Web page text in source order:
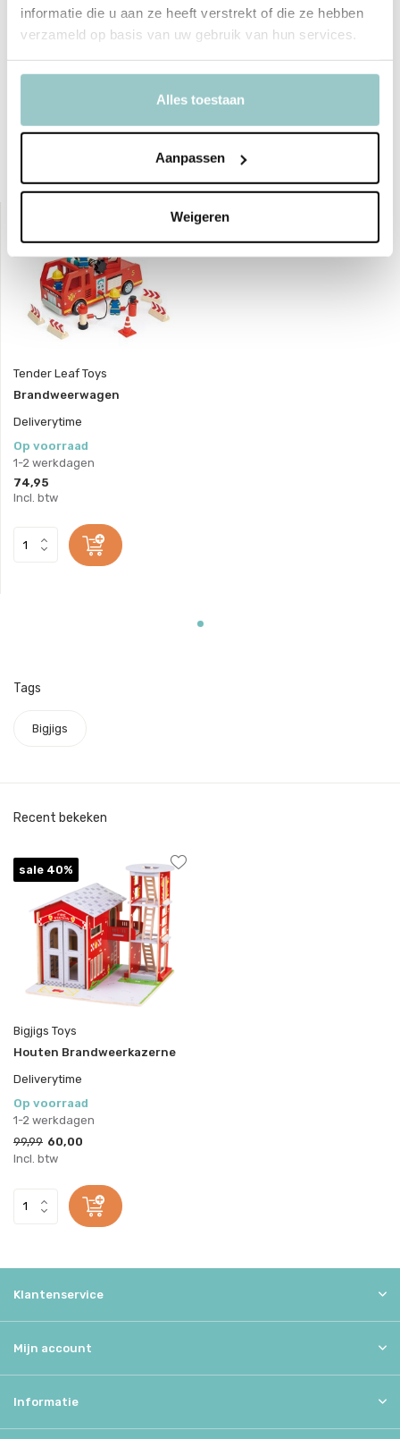
informatie die u aan ze heeft verstrekt of die ze hebben
verzameld op basis van uw gebruik van hun services.
Alles toestaan
Aanpassen
Weigeren
Afmeting 45 x 45 x 45 cm
Geschikt voor kinderen vanaf 3 jaar
Tender Leaf Toys
Brandweerwagen
Deliverytime
Op voorraad
1-2 werkdagen
74,95
Incl. btw
Tags
Bigjigs
Recent bekeken
sale 40%
Bigjigs Toys
Houten Brandweerkazerne
Deliverytime
Op voorraad
1-2 werkdagen
99,99 60,00
Incl. btw
Klantenservice
Mijn account
Informatie